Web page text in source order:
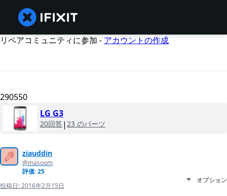
リペアコミュニティに参加 - アカウントの作成
290550
LG G3
20回答| 23 のパーツ
ziauddin
@masoom
評価: 25
投稿日:2016年2月15日
オプション